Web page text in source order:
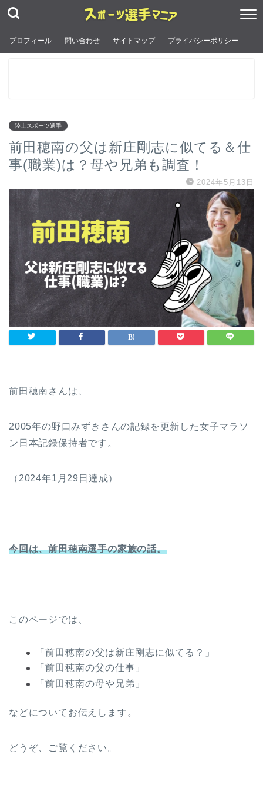
プロフィール 問い合わせ サイトマップ プライバシーポリシー
陸上スポーツ選手
前田穂南の父は新庄剛志に似てる＆仕
事(職業)は？母や兄弟も調査！
2024年5月13日
前田穂南さんは、
2005年の野口みずきさんの記録を更新した女子マラソ
ン日本記録保持者です。
（2024年1月29日達成）
今回は、前田穂南選手の家族の話。
このページでは、
「前田穂南の父は新庄剛志に似てる？」
「前田穂南の父の仕事」
「前田穂南の母や兄弟」
などについてお伝えします。
どうぞ、ご覧ください。